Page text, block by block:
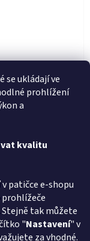
se ukládají ve
prohlížení
a
kvalitu
patičce e-shopu
prohlížeče
Stejně tak můžete
"Nastavení" v
za vhodné.